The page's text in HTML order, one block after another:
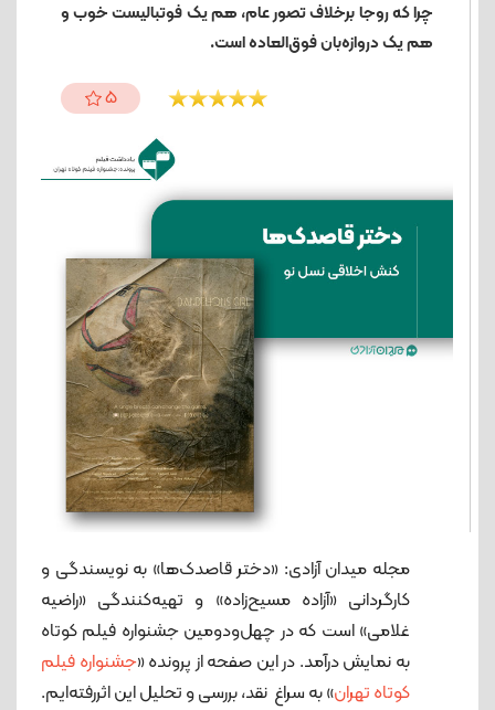
چرا که روجا برخلاف تصور عام، هم یک فوتبالیست خوب و
هم یک دروازه‌بان فوق‌العاده است.
5
مجله میدان آزادی: «دختر قاصدک‌ها» به نویسندگی و
کارگردانی «آزاده مسیح‌زاده» و تهیه‌کنندگی «راضیه
غلامی» است که در چهل‌و‌دومین جشنواره فیلم کوتاه
به نمایش درآمد. در این صفحه از پرونده «جشنواره فیلم
کوتاه تهران» به سراغ نقد، بررسی و تحلیل این اثررفته‌ایم.